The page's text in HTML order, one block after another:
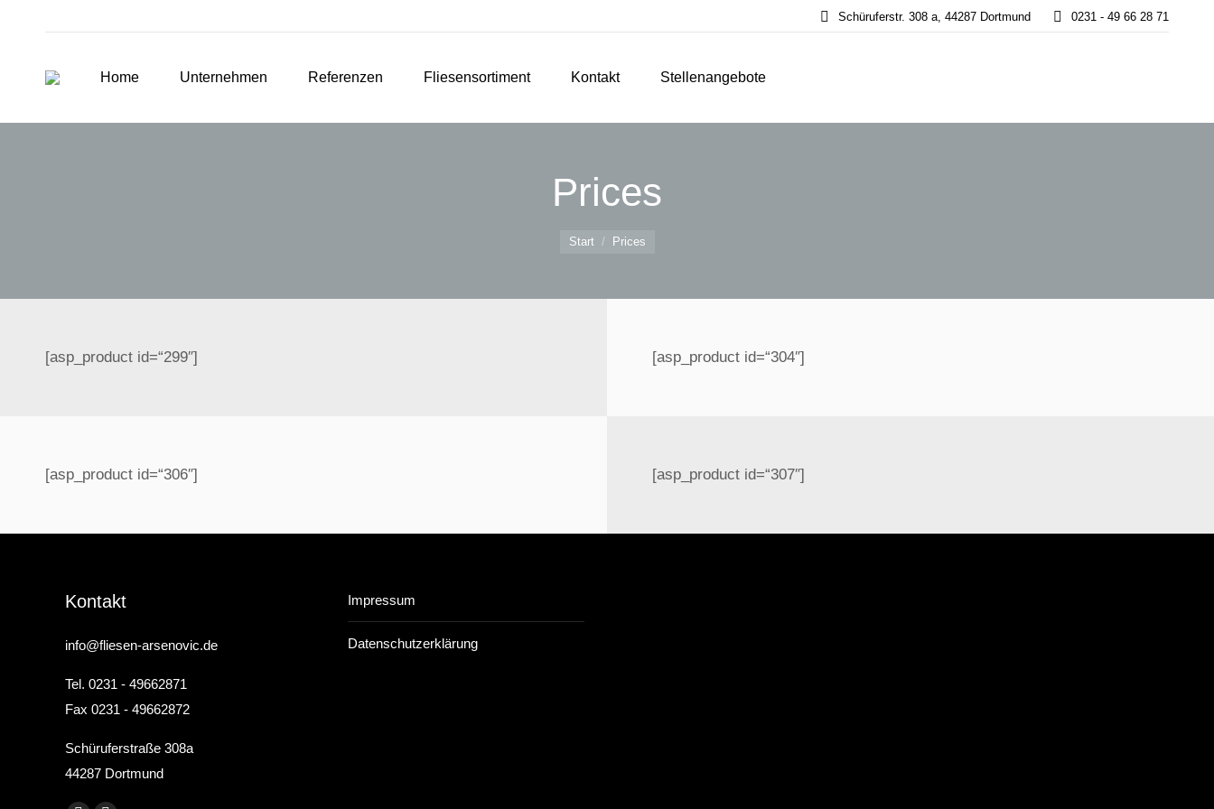
Schüruferstr. 308 a, 44287 Dortmund 0231 - 49 66 28 71
Home Unternehmen Referenzen Fliesensortiment Kontakt Stellenangebote
Prices
Start Prices
[asp_product id=“299″] [asp_product id=“304″]
[asp_product id=“306″] [asp_product id=“307″]
Kontakt
info@fliesen-arsenovic.de
Tel. 0231 - 49662871
Fax 0231 - 49662872
Schüruferstraße 308a
44287 Dortmund
Impressum
Datenschutzerklärung